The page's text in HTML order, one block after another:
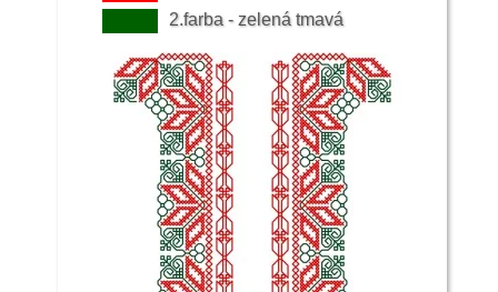
2.farba - zelená tmavá